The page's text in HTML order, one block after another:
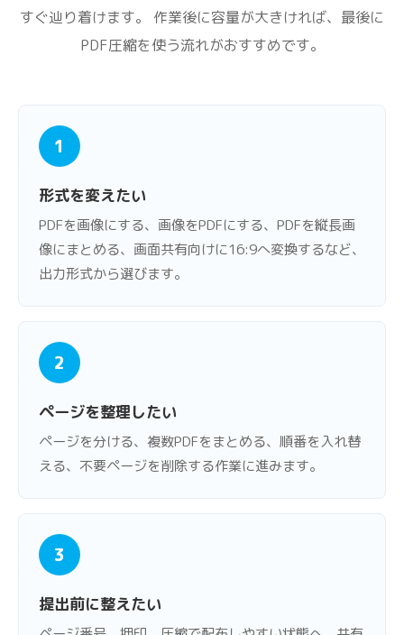
すぐ辿り着けます。 作業後に容量が大きければ、最後に
PDF圧縮を使う流れがおすすめです。
1
形式を変えたい
PDFを画像にする、画像をPDFにする、PDFを縦長画
像にまとめる、画面共有向けに16:9へ変換するなど、
出力形式から選びます。
2
ページを整理したい
ページを分ける、複数PDFをまとめる、順番を入れ替
える、不要ページを削除する作業に進みます。
3
提出前に整えたい